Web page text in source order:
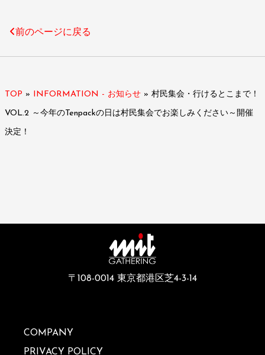
前のページに戻る
TOP » INFORMATION - お知らせ » 村民集会・行けるとこまで！
VOL.2 ～今年のTenpackの日は村民集会でお楽しみください～開催
決定！
〒108-0014 東京都港区芝4-3-14
COMPANY
PRIVACY POLICY